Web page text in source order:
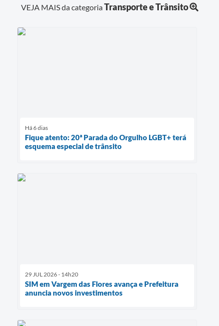
VEJA MAIS da categoriaTransporte e Trânsito
Há 6 dias
Fique atento: 20ª Parada do Orgulho LGBT+ terá
esquema especial de trânsito
29 JUL 2026 - 14h20
SIM em Vargem das Flores avança e Prefeitura
anuncia novos investimentos